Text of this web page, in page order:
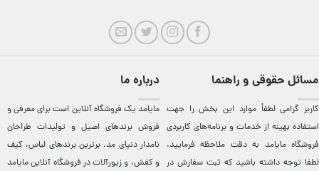
مسائل حقوقی و راهنما
کاربر گرامی لطفاً موارد این بخش را جهت
استفاده بهینه از خدمات و برنامه‌‏های کاربردی
فروشگاه مایامد به دقت ملاحظه فرمایید.
لطفا توجه داشته باشید که ثبت سفارش در
درباره ما
مایامد يک فروشگاه آنلاين است برای معرفی و
فروش برندهای اصيل و توليدات طراحان
نامدار دنيای مد. برترين‌ برندهای لباس، کيف
و کفش، و زيورآلات در فروشگاه آنلاين مایامد